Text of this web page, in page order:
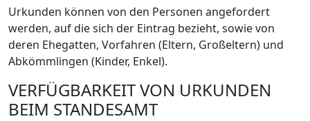
Urkunden können von den Personen angefordert
werden, auf die sich der Eintrag bezieht, sowie von
deren Ehegatten, Vorfahren (Eltern, Großeltern) und
Abkömmlingen (Kinder, Enkel).
VERFÜGBARKEIT VON URKUNDEN
BEIM STANDESAMT